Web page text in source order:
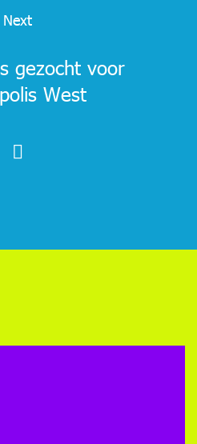
Next
gezocht voor
West